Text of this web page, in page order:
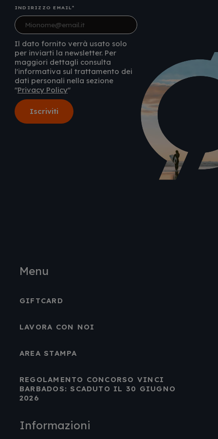
INDIRIZZO EMAIL
Il dato fornito verrà usato solo
per inviarti la newsletter. Per
maggiori dettagli consulta
l'informativa sul trattamento dei
dati personali nella sezione
"Privacy Policy"
Menu
GIFTCARD
LAVORA CON NOI
AREA STAMPA
REGOLAMENTO CONCORSO VINCI
BARBADOS: SCADUTO IL 30 GIUGNO
2026
Informazioni